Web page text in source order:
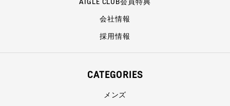
会社情報
採用情報
CATEGORIES
メンズ